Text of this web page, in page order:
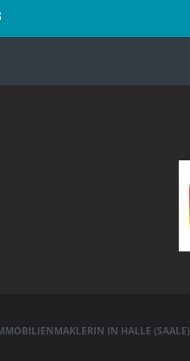
IN HALLE (SAALE)